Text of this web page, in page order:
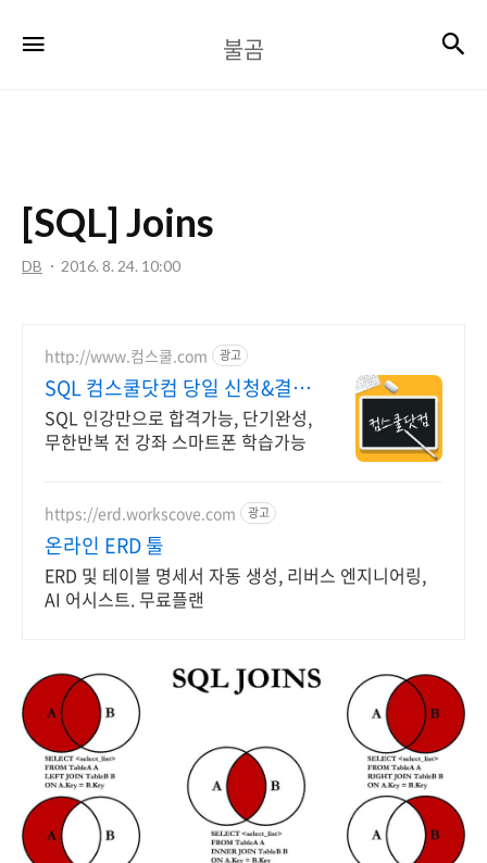
곰
불곰
[SQL] Joins
DB 2016. 8. 24. 10:00
http://www.컴스쿨.com 광고
SQL 컴스쿨닷컴 당일 신청&결제
시 기프티콘!
SQL 인강만으로 합격가능, 단기완성,
무한반복 전 강좌 스마트폰 학습가능
https://erd.workscove.com 광고
온라인 ERD 툴
ERD 및 테이블 명세서 자동 생성, 리버스 엔지니어링,
AI 어시스트. 무료플랜